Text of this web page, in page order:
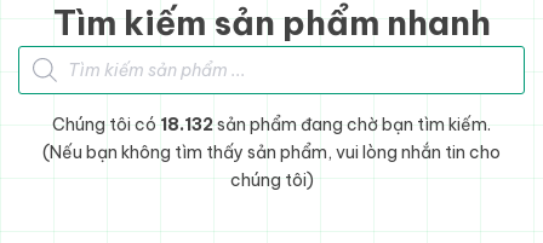
Tìm kiếm sản phẩm nhanh
Tìm kiếm sản phẩm
Chúng tôi có 18.132sản phẩm đang chờ bạn tìm kiếm.
(Nếu bạn không tìm thấy sản phẩm, vui lòng nhắn tin cho
chúng tôi)